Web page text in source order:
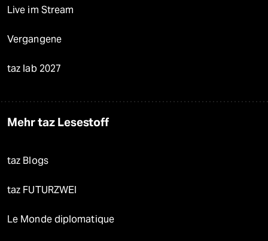
Live im Stream
Vergangene
taz lab 2027
Mehr taz Lesestoff
taz Blogs
taz FUTURZWEI
Le Monde diplomatique